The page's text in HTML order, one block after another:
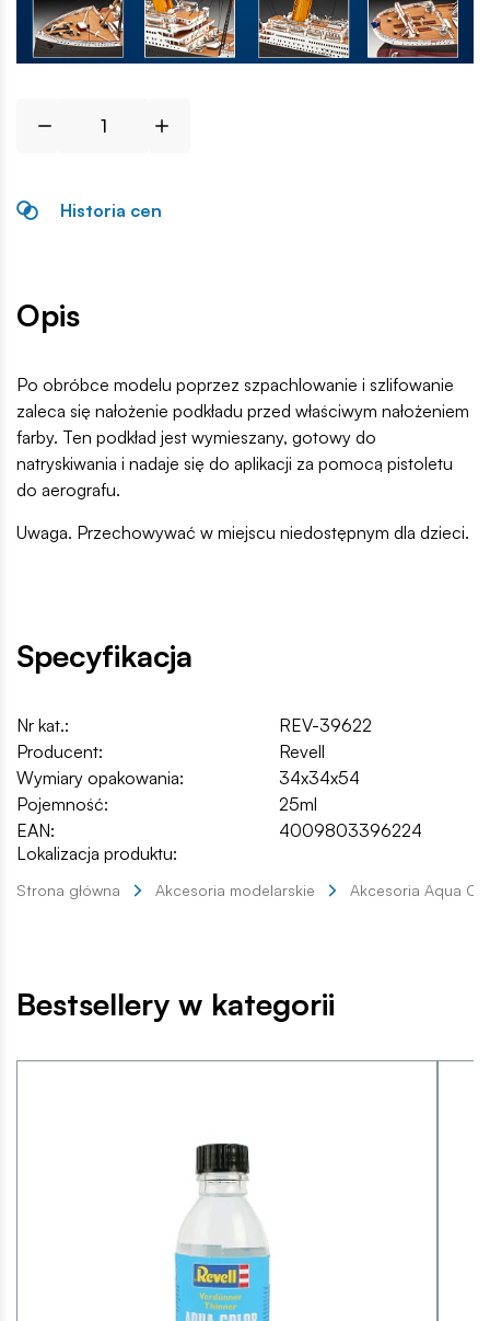
Historia cen
Opis
Po obróbce modelu poprzez szpachlowanie i szlifowanie
zaleca się nałożenie podkładu przed właściwym nałożeniem
farby. Ten podkład jest wymieszany, gotowy do
natryskiwania i nadaje się do aplikacji za pomocą pistoletu
do aerografu.
Uwaga. Przechowywać w miejscu niedostępnym dla dzieci.
Specyfikacja
Nr kat.:
REV-39622
Producent:
Revell
Wymiary opakowania:
34x34x54
Pojemność:
25ml
EAN:
4009803396224
Lokalizacja produktu:
Strona główna Akcesoria modelarskie Akcesoria Aqua
Bestsellery w kategorii